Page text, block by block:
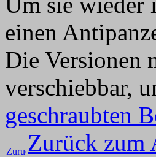
einen
Die Versionen
verschiebbar,
geschraubten
Zurück zum